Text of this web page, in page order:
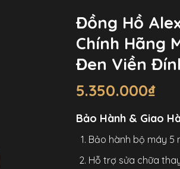
Đồng Hồ
Chính Hãng
Đen Viền
5.350.000₫
Bảo Hành & Giao
Bảo hành bộ máy 5
Hỗ trợ sửa chữa